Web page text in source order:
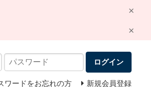
ログイン
ワードをお忘れの方 新規会員登録